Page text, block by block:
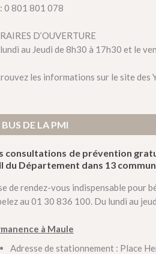
0 801 801 078
D’OUVERTURE
au Jeudi de 8h30 à 17h30 et le
les informations sur le site des
BUS DE LA PMI
consultations de prévention
du Département dans 13
de rendez-vous indispensable pour
au 01 30 836 100. Du lundi au
à Maule
Adresse de stationnement : Place